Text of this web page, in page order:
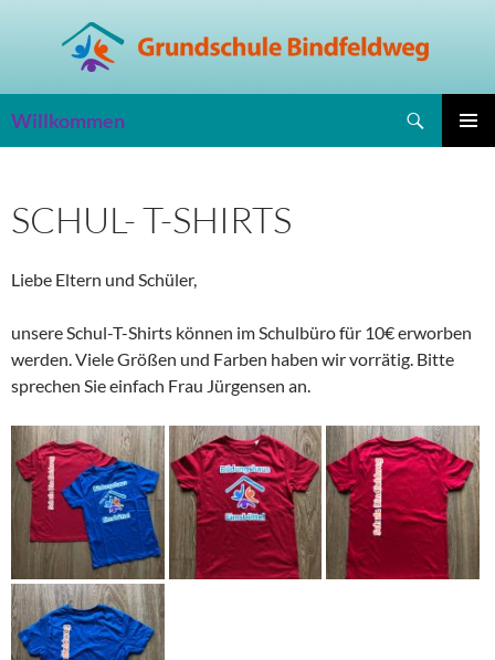
Willkommen
SCHUL- T-SHIRTS
Liebe Eltern und Schüler,
unsere Schul-T-Shirts können im Schulbüro für 10€ erworben
werden. Viele Größen und Farben haben wir vorrätig. Bitte
sprechen Sie einfach Frau Jürgensen an.